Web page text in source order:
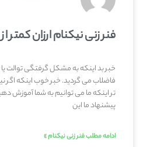
فنر زنی نیکنام ارزان کمتر
خبر بد اینکه به مشکل گرفتگی توالت
فاضلاب می گردید. خبر خوب اینکه اگر
تر اینکه ما می توانیم به شما آموزش
پیشنهاد ما این
ادامه مطلب فنر زنی نیکنام »